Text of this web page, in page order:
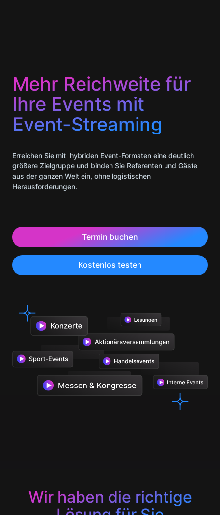
Mehr Reichweite für
Ihre Events mit
Event-Streaming
Erreichen Sie mit hybriden Event-Formaten eine deutlich
größere Zielgruppe und binden Sie Referenten und Gäste
aus der ganzen Welt ein, ohne logistischen
Herausforderungen.​
Termin buchen
Kostenlos testen
Wir haben die richtige